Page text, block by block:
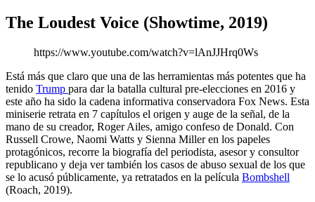
The Loudest Voice (Showtime, 2019)
https://www.youtube.com/watch?v=lAnJJHrq0Ws
Está más que claro que una de las herramientas más potentes que ha
tenido Trump para dar la batalla cultural pre-elecciones en 2016 y
este año ha sido la cadena informativa conservadora Fox News. Esta
miniserie retrata en 7 capítulos el origen y auge de la señal, de la
mano de su creador, Roger Ailes, amigo confeso de Donald. Con
Russell Crowe, Naomi Watts y Sienna Miller en los papeles
protagónicos, recorre la biografía del periodista, asesor y consultor
republicano y deja ver también los casos de abuso sexual de los que
se lo acusó públicamente, ya retratados en la película Bombshell
(Roach, 2019).